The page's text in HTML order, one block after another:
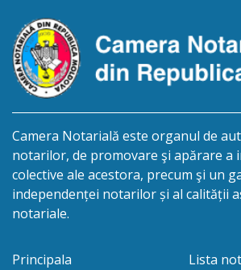
Camera Notarială este organul de
notarilor, de promovare şi apărare a
colective ale acestora, precum şi un
independenței notarilor și al calității
notariale.
Principala
Lista